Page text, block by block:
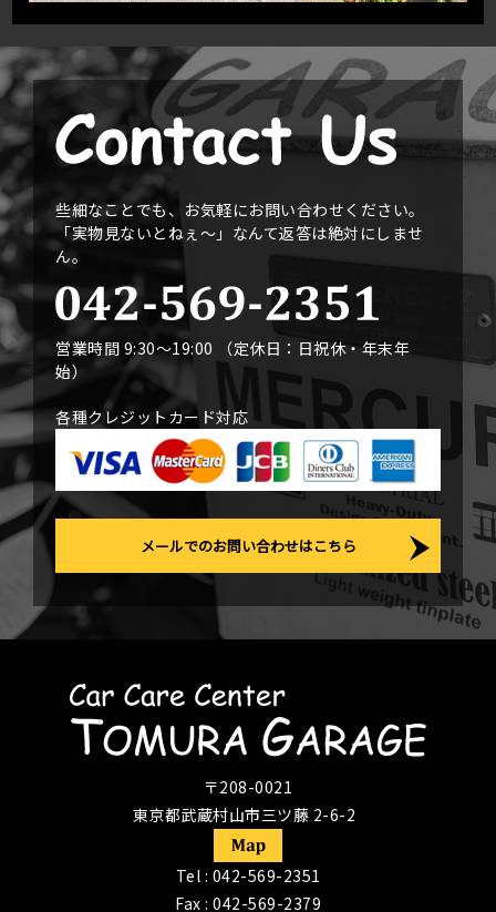
些細なことでも、お気軽にお問い合わせください。
「実物見ないとねぇ〜」なんて返答は絶対にしませ
ん。
営業時間 9:30〜19:00 （定休日：日祝休・年末年
始）
各種クレジットカード対応
メールでのお問い合わせはこちら
〒208-0021
東京都武蔵村山市三ツ藤 2-6-2
Tel : 042-569-2351
Fax : 042-569-2379